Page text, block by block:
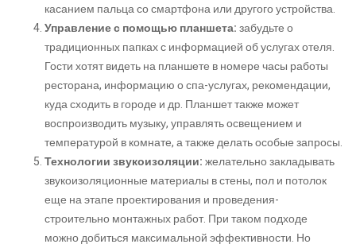
касанием пальца со смартфона или другого устройства.
Управление с помощью планшета:забудьте о
традиционных папках с информацией об услугах отеля.
Гости хотят видеть на планшете в номере часы работы
ресторана, информацию о спа-услугах, рекомендации,
куда сходить в городе и др. Планшет также может
воспроизводить музыку, управлять освещением и
температурой в комнате, а также делать особые запросы.
Технологии звукоизоляции:желательно закладывать
звукоизоляционные материалы в стены, пол и потолок
еще на этапе проектирования и проведения-
строительно монтажных работ. При таком подходе
можно добиться максимальной эффективности. Но